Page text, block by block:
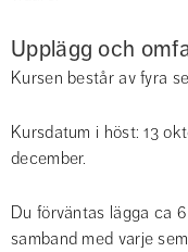
Upplägg och
Kursen består av fyra
Kursdatum i höst: 13
december.
Du förväntas lägga ca
samband med varje